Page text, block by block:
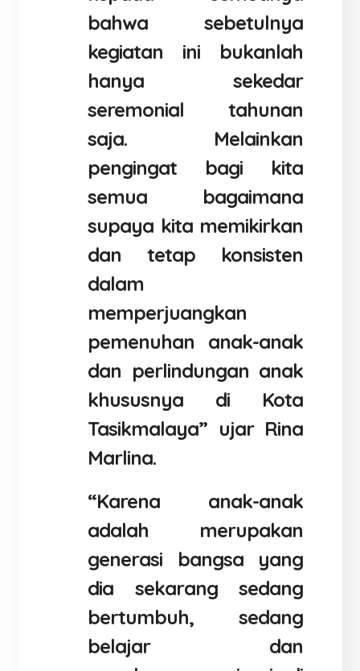
bahwa sebetulnya
kegiatan ini bukanlah
hanya sekedar
seremonial tahunan
saja. Melainkan
pengingat bagi kita
semua bagaimana
supaya kita memikirkan
dan tetap konsisten
dalam
memperjuangkan
pemenuhan anak-anak
dan perlindungan anak
khususnya di Kota
Tasikmalaya” ujar Rina
Marlina.
“Karena anak-anak
adalah merupakan
generasi bangsa yang
dia sekarang sedang
bertumbuh, sedang
belajar dan